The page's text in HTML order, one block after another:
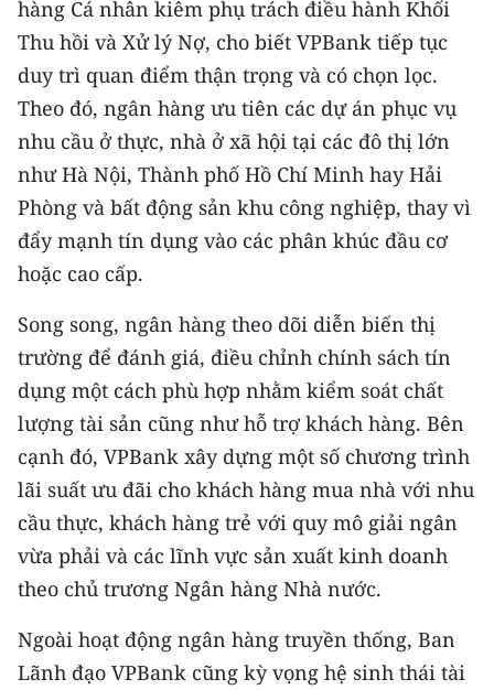
hàng Cá nhân kiêm phụ trách điều hành Khối
Thu hồi và Xử lý Nợ, cho biết VPBank tiếp tục
duy trì quan điểm thận trọng và có chọn lọc.
Theo đó, ngân hàng ưu tiên các dự án phục vụ
nhu cầu ở thực, nhà ở xã hội tại các đô thị lớn
như Hà Nội, Thành phố Hồ Chí Minh hay Hải
Phòng và bất động sản khu công nghiệp, thay vì
đẩy mạnh tín dụng vào các phân khúc đầu cơ
hoặc cao cấp.
Song song, ngân hàng theo dõi diễn biến thị
trường để đánh giá, điều chỉnh chính sách tín
dụng một cách phù hợp nhằm kiểm soát chất
lượng tài sản cũng như hỗ trợ khách hàng. Bên
cạnh đó, VPBank xây dựng một số chương trình
lãi suất ưu đãi cho khách hàng mua nhà với nhu
cầu thực, khách hàng trẻ với quy mô giải ngân
vừa phải và các lĩnh vực sản xuất kinh doanh
theo chủ trương Ngân hàng Nhà nước.
Ngoài hoạt động ngân hàng truyền thống, Ban
Lãnh đạo VPBank cũng kỳ vọng hệ sinh thái tài